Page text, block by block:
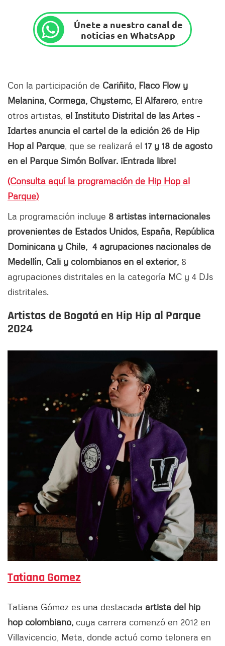
Únete a nuestro canal de
noticias en WhatsApp
Con la participación de Cariñito, Flaco Flow y
Melanina, Cormega, Chystemc, El Alfarero , entre
otros artistas, el Instituto Distrital de las Artes -
Idartes anuncia el cartel de la edición 26 de Hip
Hop al Parque , que se realizará el 17 y 18 de agosto
en el Parque Simón Bolívar. ¡Entrada libre!
(Consulta aquí la programación de Hip Hop al
Parque)
La programación incluye 8 artistas internacionales
provenientes de Estados Unidos, España, República
Dominicana y Chile, 4 agrupaciones nacionales de
Medellín, Cali y colombianos en el exterior, 8
agrupaciones distritales en la categoría MC y 4 DJs
distritales.
Artistas de Bogotá en Hip Hip al Parque
2024
Tatiana Gomez
Tatiana Gómez es una destacada artista del hip
hop colombiano, cuya carrera comenzó en 2012 en
Villavicencio, Meta, donde actuó como telonera en